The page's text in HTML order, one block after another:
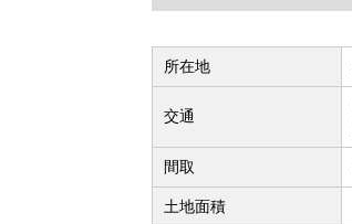
所在地
交通
間取
土地面積